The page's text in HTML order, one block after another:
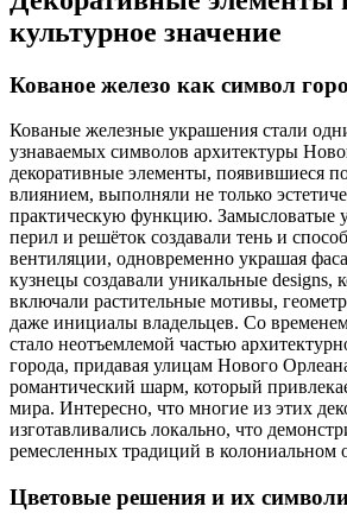
культурное значение
Кованое железо как символ
Кованые железные украшения стали
узнаваемых символов архитектуры
декоративные элементы, появившиеся
влиянием, выполняли не только
практическую функцию. Замысловатые
перил и решёток создавали тень и
вентиляции, одновременно украшая
кузнецы создавали уникальные designs,
включали растительные мотивы,
даже инициалы владельцев. Со
стало неотъемлемой частью
города, придавая улицам Нового
романтический шарм, который
мира. Интересно, что многие из этих
изготавливались локально, что
ремесленных традиций в колониальном
Цветовые решения и их